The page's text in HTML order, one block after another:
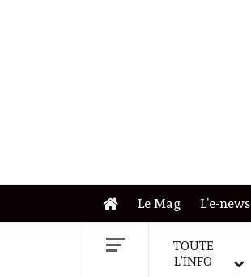
Le Mag L’e-news
TOUTE
L’INFO